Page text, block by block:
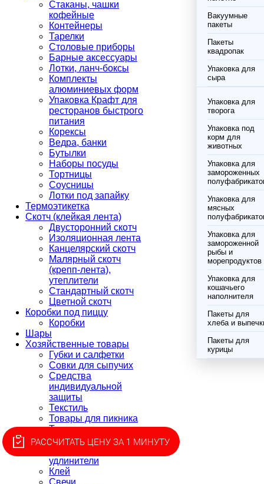
Стаканы, чашки
кофейные
Контейнеры
Тарелки
Столовые приборы
Барные аксессуары
Лотки, ланч-боксы
Комплекты
алюминиевых форм
Упаковка Крафт для
ресторанов быстрого
питания
Корексы
Ведра, банки
Бутылки
Наборы посуды
Тортницы
Соусницы
Лотки под запайку
Термоэтикетка
Скотч (клейкая лента)
Двусторонний скотч
Изоляционная лента
Канцелярский скотч
Малярный скотч
(крепп-лента),
утеплители
Стандартный скотч
Цветной скотч
Коробки под пиццу
Коробки
Шары
Хозяйственные товары
Губки и салфетки
Совки для сыпучих
Средства
индивидуальной
защиты
Текстиль
Товары для пикника
Товары для
приготовления
Батарейки,
удлинители
Клей
Свечи
Вакуумные
пакеты
Пакеты
квадропак
Упаковка для
сыра
Упаковка для
творога
Упаковка под
корм для
животных
Упаковка для
замороженных
Упаковка для
мясных
Упаковка для
замороженной
рыбы и
морепродуктов
Упаковка для
кошачьего
наполнителя
Пакеты для
хлеба и
Пакеты для
курицы
РАССЧИТАТЬ ЦЕНУ ЗА 1 МИНУТУ